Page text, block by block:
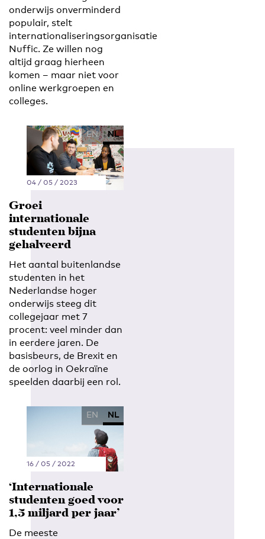
onderwijs onverminderd
populair, stelt
internationaliseringsorganisatie
Nuffic. Ze willen nog
altijd graag hierheen
komen – maar niet voor
online werkgroepen en
colleges.
EN NL
04 / 05 / 2023
Groei
internationale
studenten bijna
gehalveerd
Het aantal buitenlandse
studenten in het
Nederlandse hoger
onderwijs steeg dit
collegejaar met 7
procent: veel minder dan
in eerdere jaren. De
basisbeurs, de Brexit en
de oorlog in Oekraïne
speelden daarbij een rol.
EN NL
16 / 05 / 2022
‘Internationale
studenten goed voor
1,5 miljard per jaar’
De meeste